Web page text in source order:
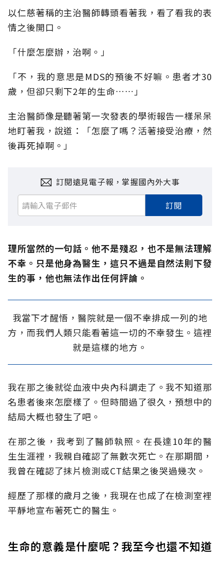
以仁慈著稱的主治醫師轉頭看著我，看了看我的表
情之後開口。
「什麼怎麼辦，治啊。」
「不，我的意思是MDS的預後不好嘛。患者才30
歲，但卻只剩下2年的生命……」
主治醫師像是聽著第一次發表的學術報告一樣呆呆
地盯著我，說道：「怎麼了嗎？活著接受治療，然
後再死掉啊。」
訂閱遠見電子報，掌握國內外大事
訂閱
理所當然的一句話。他不是殘忍，也不是無法理解
不幸。只是他身為醫生，這只不過是自然法則下發
生的事，他也無法作出任何評論。
我當下才醒悟，醫院就是一個不幸排成一列的地
方，而我們人類只能看著這一切的不幸發生。這裡
就是這樣的地方。
我在那之後就從血液中央內科調走了。我不知道那
名患者後來怎麼樣了。但時間過了很久，預想中的
結局大概也發生了吧。
在那之後，我考到了醫師執照。在長達10年的醫
生生涯裡，我親自確認了無數次死亡。在那期間，
我曾在確認了抹片檢測或CT結果之後哭過幾次。
經歷了那樣的歲月之後，我現在也成了在檢測室裡
平靜地宣布著死亡的醫生。
生命的意義是什麼呢？我至今也還不知道